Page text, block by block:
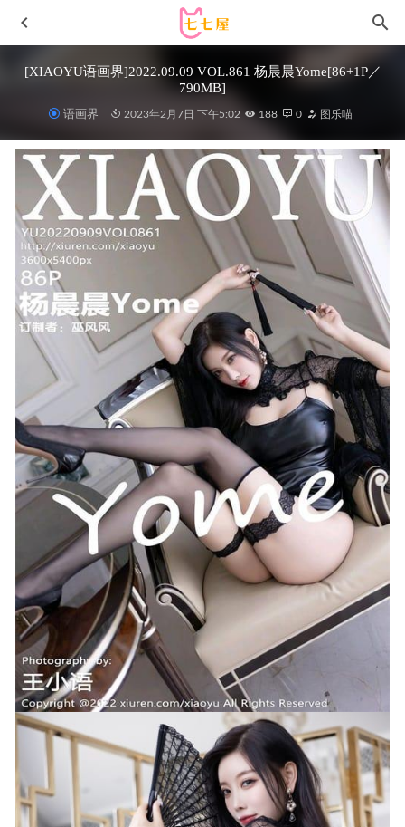
[XIAOYU语画界]2022.09.09 VOL.861 杨晨晨Yome[86+1P／
790MB]
语画界 2023年2月7日 下午5:02 188 0 图乐喵
[Ugirls尤果网]爱尤物 2021.09.24 No.2180 柚子[35P]
2023-
01-19
[微密圈]我就是张包包 –喜欢蓝色 [10P1V-29M] 2023-09-25
[Xiuren秀人网]2023.03.27 NO.6479 萌汉药baby[72+1P／
624MB]
2023-09-18
[微密圈]亚亚亚辰[106P9V-279MB] 2023-01-11
二佐Nisa – NO.187 海梦 日常泳装[39P-1.29G] 2023-12-15